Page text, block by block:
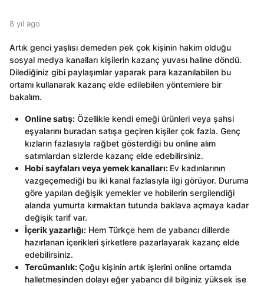
y
a
o
b
e
d
i
t
o
r
8 yıl ago
ı
l
a
o
Artık genci yaşlısı demeden pek çok kişinin hakim olduğu
sosyal medya kanalları kişilerin kazanç yuvası haline döndü.
Dilediğiniz gibi paylaşımlar yaparak para kazanılabilen bu
ortamı kullanarak kazanç elde edilebilen yöntemlere bir
bakalım.
Online satış: Özellikle kendi emeği ürünleri veya şahsi
eşyalarını buradan satışa geçiren kişiler çok fazla. Genç
kızların fazlasıyla rağbet gösterdiği bu online alım
satımlardan sizlerde kazanç elde edebilirsiniz.
Hobi sayfaları veya yemek kanalları: Ev kadınlarının
vazgeçemediği bu iki kanal fazlasıyla ilgi görüyor. Duruma
göre yapılan değişik yemekler ve hobilerin sergilendiği
alanda yumurta kırmaktan tutunda baklava açmaya kadar
değişik tarif var.
İçerik yazarlığı: Hem Türkçe hem de yabancı dillerde
hazırlanan içerikleri şirketlere pazarlayarak kazanç elde
edebilirsiniz.
Tercümanlık:Çoğu kişinin artık işlerini online ortamda
halletmesinden dolayı eğer yabancı dil bilginiz yüksek ise